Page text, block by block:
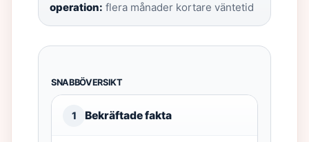
operation: flera månader kortare väntetid
SNABBÖVERSIKT
1 Bekräftade fakta